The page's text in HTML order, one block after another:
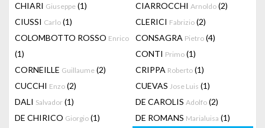
CHIARI Giuseppe (1) CIARROCCHI Arnoldo (2)
CIUSSI Carlo (1) CLERICI Fabrizio (2)
COLOMBOTTO ROSSO Enrico
(1)
CONSAGRA Pietro (4)
CONTI Primo (1)
CORNEILLE Guillaume (2) CRIPPA Roberto (1)
CUCCHI Enzo (2) CUEVAS Jose Luis (1)
DALI Salvador (1) DE CAROLIS Adolfo (2)
DE CHIRICO Giorgio (1) DE ROMANS Marialuisa (1)